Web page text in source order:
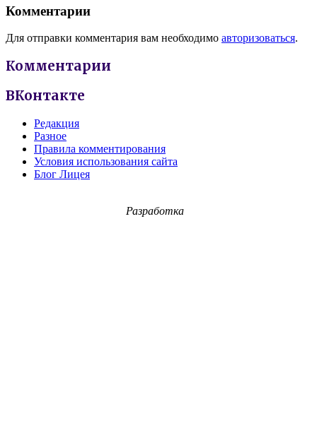
Комментарии
Для отправки комментария вам необходимо авторизоваться.
Комментарии
ВКонтакте
Редакция
Разное
Правила комментирования
Условия использования сайта
Блог Лицея
Разработка